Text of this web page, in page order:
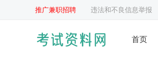
推广兼职招聘 违法和不良信息举报
首页